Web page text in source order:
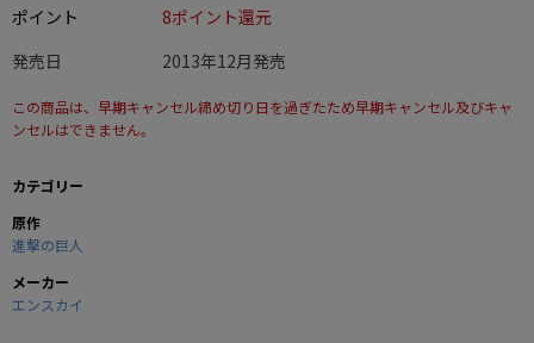
ポイント
8ポイント還元
発売日
2013年12月発売
この商品は、早期キャンセル締め切り日を過ぎたため早期キャンセル及びキャ
ンセルはできません。
カテゴリー
原作
進撃の巨人
メーカー
エンスカイ